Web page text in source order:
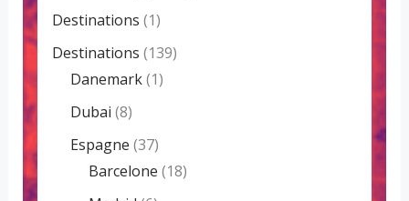
Destinations (1)
Destinations (139)
Danemark(1)
Dubai (8)
Espagne (37)
Barcelone (18)